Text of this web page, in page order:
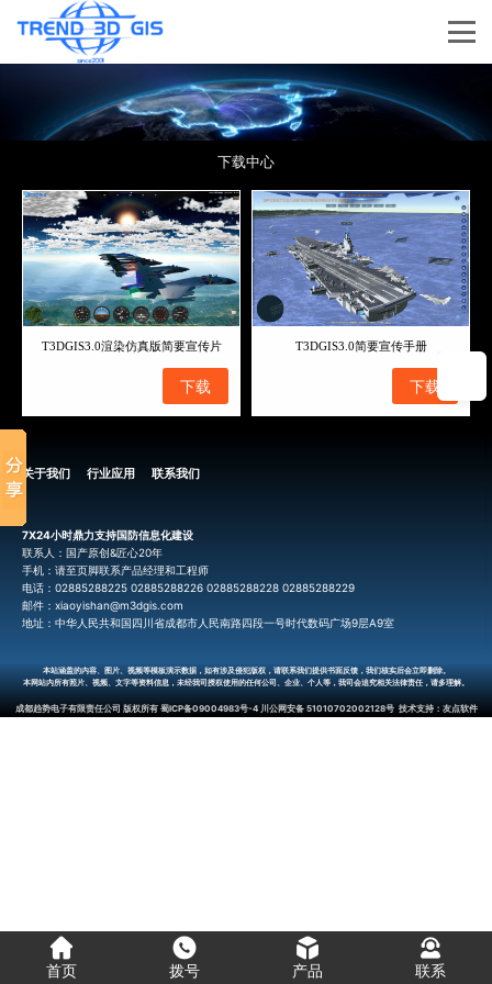
下载中心
T3DGIS3.0渲染仿真版简要宣传片
下载
T3DGIS3.0简要宣传手册
下载
关于我们 行业应用 联系我们
7X24小时鼎力支持国防信息化建设
联系人：国产原创&匠心20年
手机：请至页脚联系产品经理和工程师
电话：02885288225 02885288226 02885288228 02885288229
邮件：xiaoyishan@m3dgis.com
地址：中华人民共和国四川省成都市人民南路四段一号时代数码广场9层A9室
本站涵盖的内容、图片、视频等模板演示数据，如有涉及侵犯版权，请联系我们提供书面反馈，我们核实后会立即删除。
本网站内所有照片、视频、文字等资料信息，未经我司授权使用的任何公司、企业、个人等，我司会追究相关法律责任，请多理解。
成都趋势电子有限责任公司 版权所有 蜀ICP备09004983号-4 川公网安备 51010702002128号 技术支持： 友点软件
首页 拨号 产品 联系